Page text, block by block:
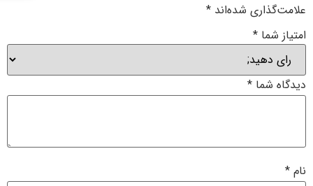
علامت‌گذاری شده‌اند *
امتیاز شما *
دیدگاه شما *
نام *